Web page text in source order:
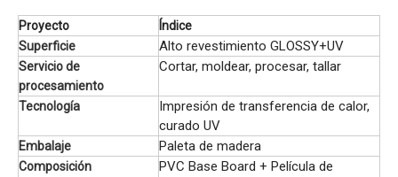
Proyecto
Índice
Superficie
Alto revestimiento GLOSSY+UV
Servicio de
procesamiento
Cortar, moldear, procesar, tallar
Tecnología
Impresión de transferencia de calor,
curado UV
Embalaje Paleta de madera
Composición
PVC Base Board + Película de